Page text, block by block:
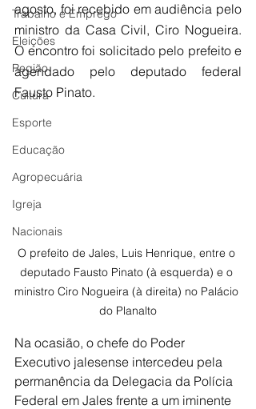
Trabalho e Emprego
Eleições
Região
Cultura
Esporte
Educação
Agropecuária
Igreja
Nacionais
agosto, foi recebido em audiência pelo
ministro da Casa Civil, Ciro Nogueira.
O encontro foi solicitado pelo prefeito e
agendado pelo deputado federal
Fausto Pinato.
O prefeito de Jales, Luis Henrique, entre o
deputado Fausto Pinato (à esquerda) e o
ministro Ciro Nogueira (à direita) no Palácio
do Planalto
Na ocasião, o chefe do Poder
Executivo jalesense intercedeu pela
permanência da Delegacia da Polícia
Federal em Jales frente a um iminente